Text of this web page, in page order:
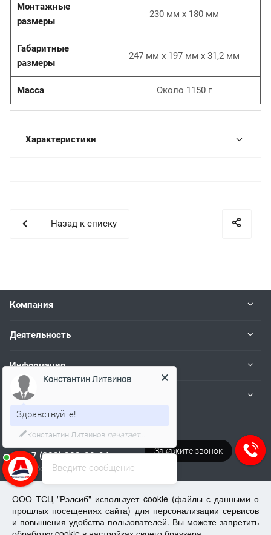
Монтажные
размеры
230 мм x 180 мм
Габаритные
размеры
247 мм x 197 мм x 31,2 мм
Масса Около 1150 г
Характеристики
Назад к списку
Компания
Деятельность
Информация
Пользователям
Наши контакты
+7 (383) 383-02-94
Работаем пн.-пт. с 08:00 до 17:00
Новосибирск, Немировича-Данченко, 128/1
ООО ТСЦ "Рэлсиб" использует cookie (файлы с данными о
прошлых посещениях сайта) для персонализации сервисов
и повышения удобства пользователей. Вы можете запретить
Закажите звонок
Введите сообщение
Константин Литвинов
Здравствуйте!